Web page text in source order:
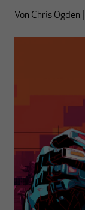
Von Chris Ogden